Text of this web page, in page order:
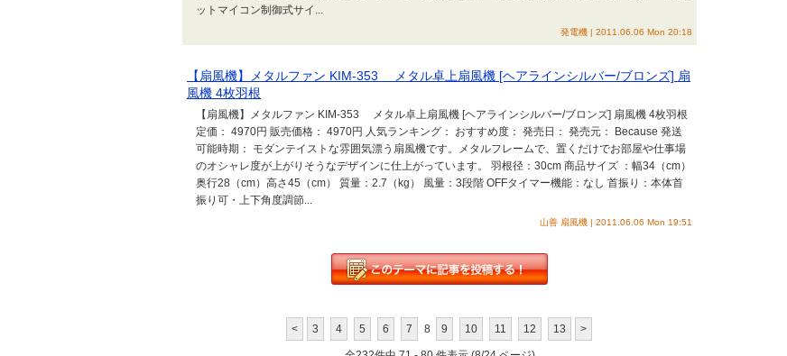
ットマイコン制御式サイ...
発電機 | 2011.06.06 Mon 20:18
【扇風機】メタルファン KIM-353 メタル卓上扇風機 [ヘアラインシルバー/ブロンズ] 扇
風機 4枚羽根
【扇風機】メタルファン KIM-353 メタル卓上扇風機 [ヘアラインシルバー/ブロンズ] 扇風機 4枚羽根
定価： 4970円 販売価格： 4970円 人気ランキング： おすすめ度： 発売日： 発売元： Because 発送
可能時期： モダンテイストな雰囲気漂う扇風機です。メタルフレームで、置くだけでお部屋や仕事場
のオシャレ度が上がりそうなデザインに仕上がっています。 羽根径：30cm 商品サイズ ：幅34（cm）
奥行28（cm）高さ45（cm） 質量：2.7（kg） 風量：3段階 OFFタイマー機能：なし 首振り：本体首
振り可・上下角度調節...
山善 扇風機 | 2011.06.06 Mon 19:51
< 3 4 5 6 7 8 9 10 11 12 13 >